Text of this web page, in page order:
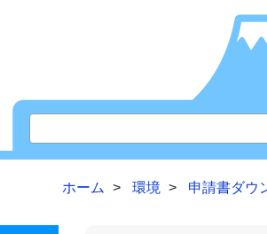
ホーム 環境 申請書ダウ